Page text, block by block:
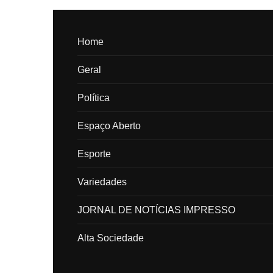
Home
Geral
Política
Espaço Aberto
Esporte
Variedades
JORNAL DE NOTÍCIAS IMPRESSO
Alta Sociedade